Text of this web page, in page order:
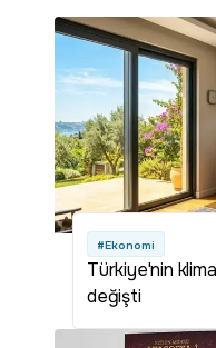
#Ekonomi
Türkiye'nin
değişti